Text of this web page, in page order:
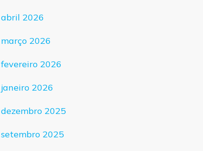
abril 2026
março 2026
fevereiro 2026
janeiro 2026
dezembro 2025
setembro 2025